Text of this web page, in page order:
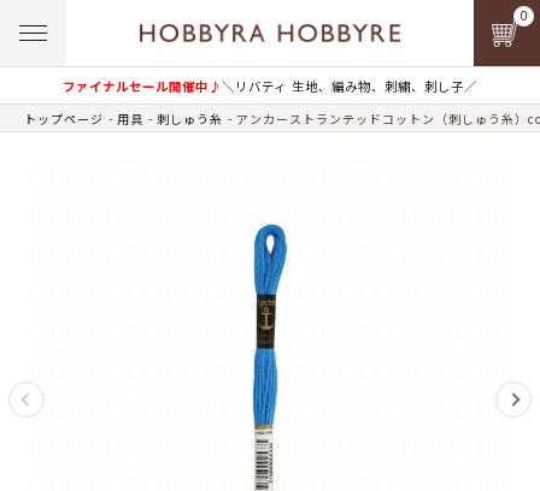
ファイナルセール開催中♪＼リバティ 生地、編み物、刺繍、刺し子／
0
トップページ 用具 刺しゅう糸 アンカーストランテッドコットン（刺しゅう糸）